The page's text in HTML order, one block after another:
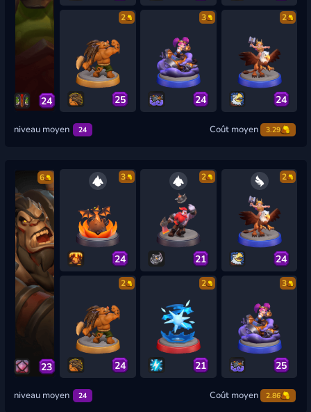
24
2
25
3
24
2
24
niveau moyen 24 Coût moyen 3.29
6
23
3
24
2
21
2
24
2
24
2
21
3
25
niveau moyen 24 Coût moyen 2.86